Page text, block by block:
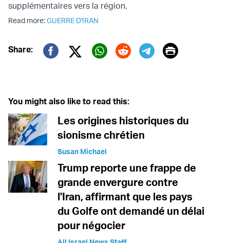
supplémentaires vers la région.
Read more:GUERRE D'IRAN
Share:
Twitter (X)
Print
You might also like to read this:
Les origines historiques du
sionisme chrétien
Susan Michael
Trump reporte une frappe de
grande envergure contre
l'Iran, affirmant que les pays
du Golfe ont demandé un délai
pour négocier